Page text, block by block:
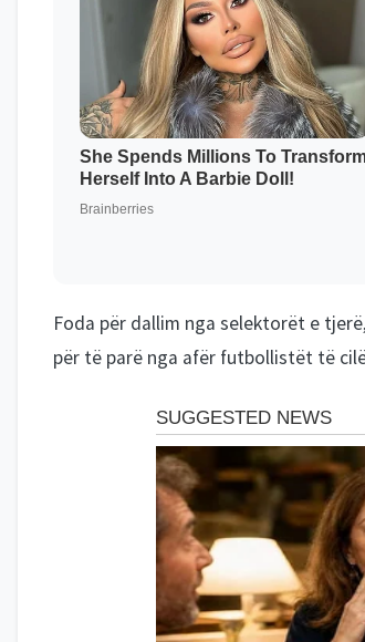
Foda për dallim nga selektorët e
për të parë nga afër futbollistët të